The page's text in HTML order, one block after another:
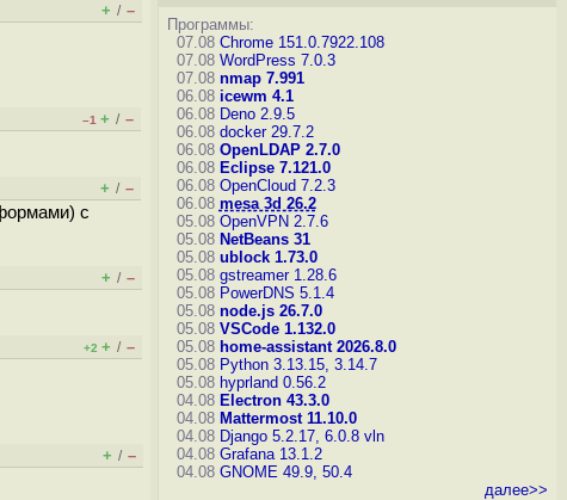
+ / –
–1 + / –
+ / –
с
+ / –
+2 + / –
+ / –
Программы:
07.08 Chrome 151.0.7922.108
07.08 WordPress 7.0.3
07.08 nmap 7.991
06.08 icewm 4.1
06.08 Deno 2.9.5
06.08 docker 29.7.2
06.08 OpenLDAP 2.7.0
06.08 Eclipse 7.121.0
06.08 OpenCloud 7.2.3
06.08 mesa 3d 26.2
05.08 OpenVPN 2.7.6
05.08 NetBeans 31
05.08 ublock 1.73.0
05.08 gstreamer 1.28.6
05.08 PowerDNS 5.1.4
05.08 node.js 26.7.0
05.08 VSCode 1.132.0
05.08 home-assistant 2026.8.0
05.08 Python 3.13.15, 3.14.7
05.08 hyprland 0.56.2
04.08 Electron 43.3.0
04.08 Mattermost 11.10.0
04.08 Django 5.2.17, 6.0.8 vln
04.08 Grafana 13.1.2
04.08 GNOME 49.9, 50.4
далее>>